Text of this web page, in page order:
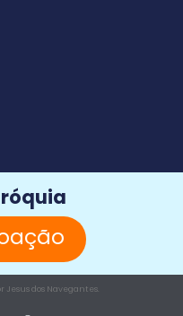
Jesus dos Navegantes.